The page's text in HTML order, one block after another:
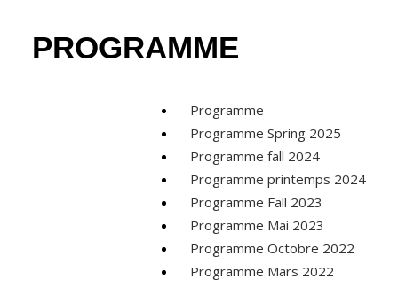
INVITÉS
CONTACTEZ
TICKETS
ENGLISH
FRANÇAIS
PROGRAMME
Programme
Programme Spring 2025
Programme fall 2024
Programme printemps 2024
Programme Fall 2023
Programme Mai 2023
Programme Octobre 2022
Programme Mars 2022